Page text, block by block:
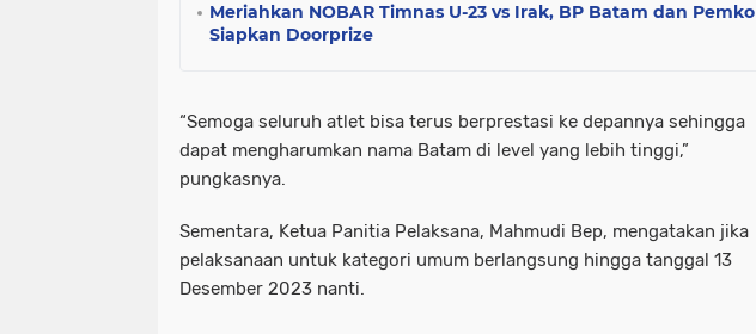
Meriahkan NOBAR Timnas U-23 vs Irak, BP Batam dan Pemko
Siapkan Doorprize
“Semoga seluruh atlet bisa terus berprestasi ke depannya sehingga
dapat mengharumkan nama Batam di level yang lebih tinggi,”
pungkasnya.
Sementara, Ketua Panitia Pelaksana, Mahmudi Bep, mengatakan jika
pelaksanaan untuk kategori umum berlangsung hingga tanggal 13
Desember 2023 nanti.